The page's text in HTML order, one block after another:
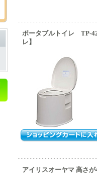
ポータブルトイレ TP-
レ】
アイリスオーヤマ 高さ